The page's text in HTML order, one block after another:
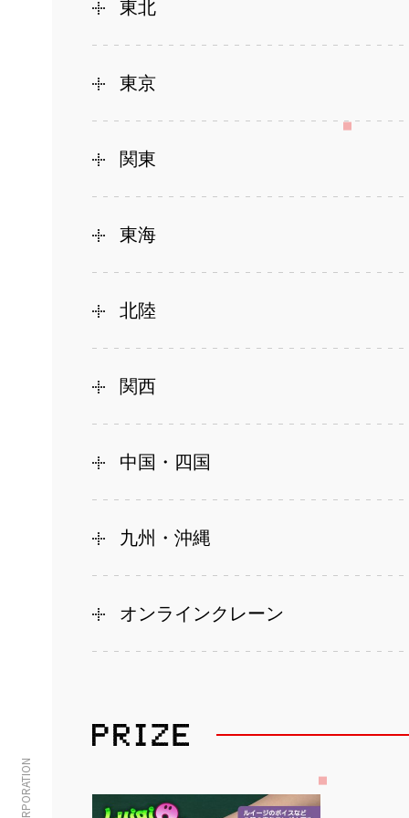
東北
東京
関東
東海
北陸
関西
中国・四国
九州・沖縄
オンラインクレーン